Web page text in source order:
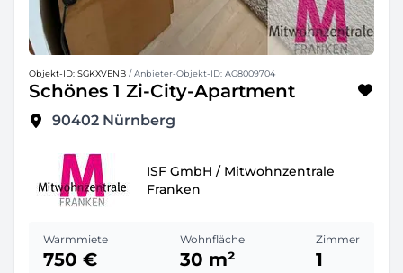
Objekt-ID: SGKXVENB / Anbieter-Objekt-ID: AG8009704
Schönes 1 Zi-City-Apartment
90402 Nürnberg
ISF GmbH / Mitwohnzentrale
Franken
Warmmiete
750 €
Wohnfläche
30 m²
Zimmer
1